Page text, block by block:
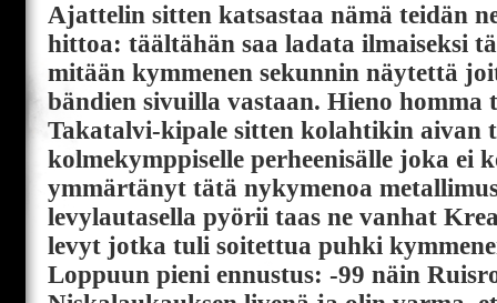
Ajattelin sitten katsastaa nämä teidän
hittoa: täältähän saa ladata ilmaiseksi
mitään kymmenen sekunnin näytettä
bändien sivuilla vastaan. Hieno homma
Takatalvi-kipale sitten kolahtikin aivan
kolmekymppiselle perheenisälle joka ei
ymmärtänyt tätä nykymenoa
levylautasella pyörii taas ne vanhat
levyt jotka tuli soitettua puhki
Loppuun pieni ennustus: -99 näin